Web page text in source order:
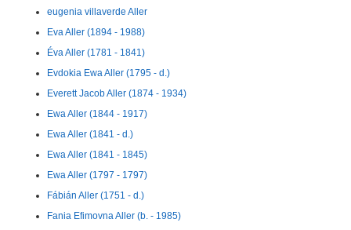
eugenia villaverde Aller
Eva Aller (1894 - 1988)
Éva Aller (1781 - 1841)
Evdokia Ewa Aller (1795 - d.)
Everett Jacob Aller (1874 - 1934)
Ewa Aller (1844 - 1917)
Ewa Aller (1841 - d.)
Ewa Aller (1841 - 1845)
Ewa Aller (1797 - 1797)
Fábián Aller (1751 - d.)
Fania Efimovna Aller (b. - 1985)